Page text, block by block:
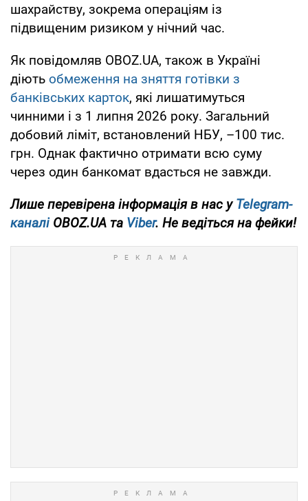
шахрайству, зокрема операціям із
підвищеним ризиком у нічний час.
Як повідомляв OBOZ.UA, також в Україні
діють обмеження на зняття готівки з
банківських карток, які лишатимуться
чинними і з 1 липня 2026 року. Загальний
добовий ліміт, встановлений НБУ, –100 тис.
грн. Однак фактично отримати всю суму
через один банкомат вдасться не завжди.
Лише перевірена інформація в нас уTelegram-
каналіOBOZ.UA та Viber. Не ведіться на фейки!